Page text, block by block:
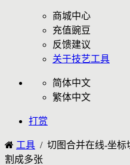
商城中心
充值豌豆
反馈建议
关于技艺工具
简体中文
繁体中文
打赏
工具 / 切图合并在线-坐标
割成多张